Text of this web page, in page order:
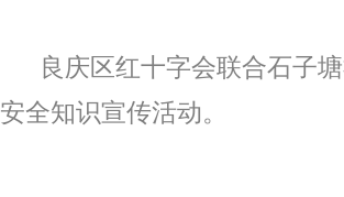
良庆区红十字会联合石子
安全知识宣传活动。